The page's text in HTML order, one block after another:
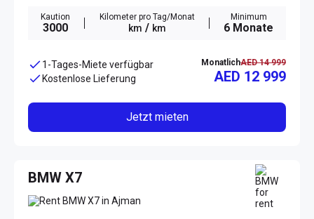
Kaution
3000
Kilometer pro Tag/Monat
km / km
Minimum
6 Monate
1-Tages-Miete verfügbar
Kostenlose Lieferung
MonatlichAED 14 999
AED 12 999
Jetzt mieten
BMW X7